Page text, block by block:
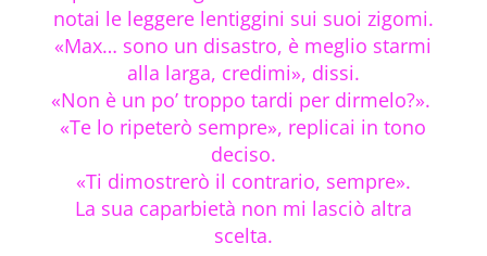
notai le leggere lentiggini sui suoi zigomi.
«Max… sono un disastro, è meglio starmi
alla larga, credimi», dissi.
«Non è un po’ troppo tardi per dirmelo?».
«Te lo ripeterò sempre», replicai in tono
deciso.
«Ti dimostrerò il contrario, sempre».
La sua caparbietà non mi lasciò altra
scelta.